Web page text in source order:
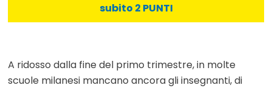
subito 2 PUNTI
A ridosso dalla fine del primo trimestre, in molte
scuole milanesi mancano ancora gli insegnanti, di